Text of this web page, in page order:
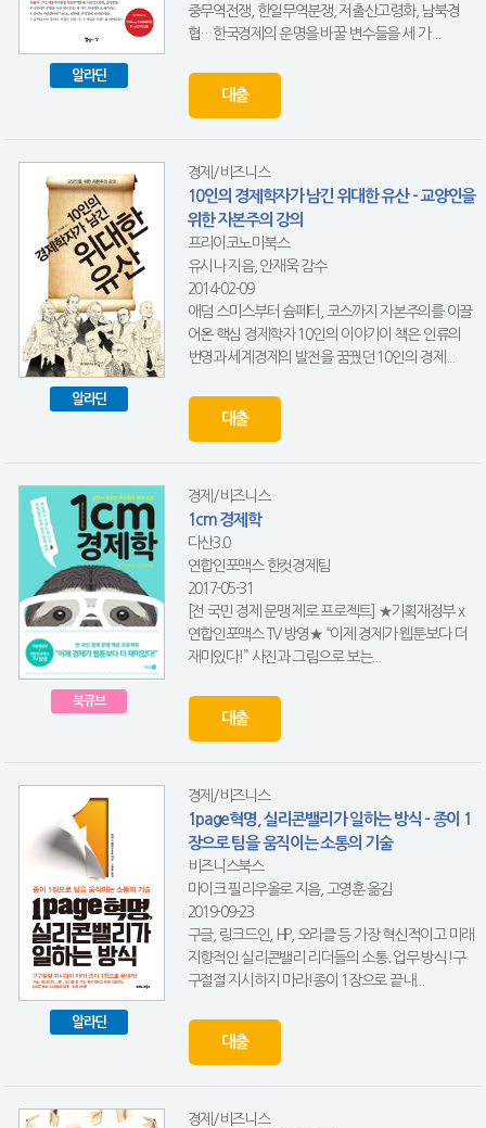
알라딘
중무역전쟁, 한일무역분쟁, 저출산고령화, 남북경
협…한국경제의 운명을 바꿀 변수들을 세 가...
대출
알라딘
경제/비즈니스
10인의 경제학자가 남긴 위대한 유산 - 교양인을
위한 자본주의 강의
프리이코노미북스
유시나 지음, 안재욱 감수
2014-02-09
애덤 스미스부터 슘페터, 코스까지 자본주의를 이끌
어온 핵심 경제학자 10인의 이야기이 책은 인류의
번영과 세계경제의 발전을 꿈꿨던 10인의 경제...
대출
북큐브
경제/비즈니스
1cm 경제학
다산3.0
연합인포맥스 한컷경제팀
2017-05-31
[전 국민 경제 문맹 제로 프로젝트] ★기획재정부 x
연합인포맥스 TV 방영★ “이제 경제가 웹툰보다 더
재미있다!” 사진과 그림으로 보는...
대출
알라딘
경제/비즈니스
1page혁명, 실리콘밸리가 일하는 방식 - 종이 1
장으로 팀을 움직이는 소통의 기술
비즈니스북스
마이크 필리우올로 지음, 고영훈 옮김
2019-09-23
구글, 링크드인, HP, 오라클 등 가장 혁신적이고 미래
지향적인 실리콘밸리 리더들의 소통․업무 방식!구
구절절 지시하지 마라!종이 1장으로 끝내...
대출
경제/비즈니스